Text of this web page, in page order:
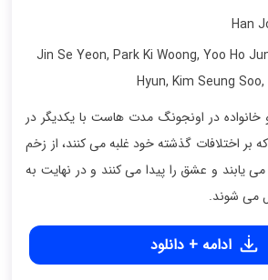
, Park Ki Woong, Yoo Ho
Hyun, Kim Seung Soo,
خانواده در اونجونگ مدت هاست با یکدیگر در
بر اختلافات گذشته خود غلبه می کنند، از زخم
یابند و عشق را پیدا می کنند و در نهایت به
می شوند.
ادامه + دانلود